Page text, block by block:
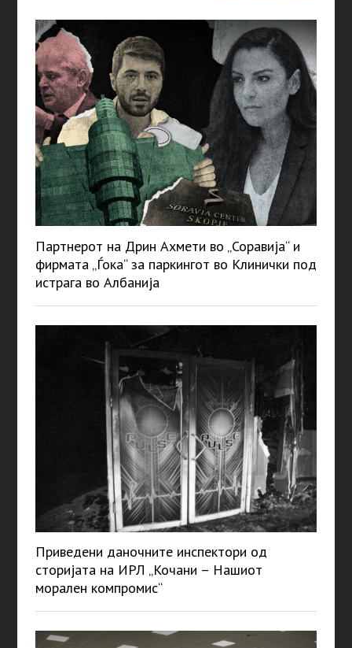
Партнерот на Дрин Ахмети во „Соравија“ и
фирмата „Ѓока“ за паркингот во Клинички под
истрага во Албанија
Приведени даночните инспектори од
сторијата на ИРЛ „Кочани – Нашиот
морален компромис“